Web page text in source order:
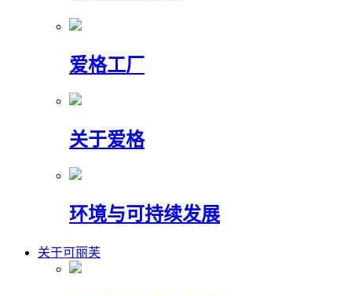
爱格工厂
关于爱格
环境与可持续发展
关于可丽芙